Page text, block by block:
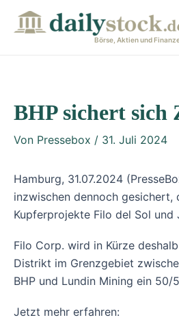
Inhalt
Börse, Aktien und
BHP sichert
Von Pressebox / 31. Juli 2024
Hamburg, 31.07.2024
inzwischen dennoch
Kupferprojekte Filo del Sol
Filo Corp. wird in Kürze
Distrikt im Grenzgebiet
BHP und Lundin Mining ein
Jetzt mehr erfahren:
navigation